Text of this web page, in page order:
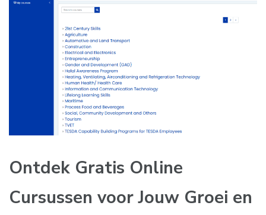
Ontdek Gratis Online
Cursussen voor Jouw Groei en